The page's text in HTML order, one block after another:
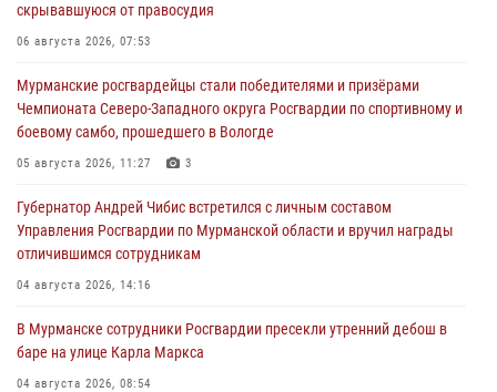
скрывавшуюся от правосудия
06 августа 2026, 07:53
Мурманские росгвардейцы стали победителями и призёрами
Чемпионата Северо-Западного округа Росгвардии по спортивному и
боевому самбо, прошедшего в Вологде
05 августа 2026, 11:27 3
Губернатор Андрей Чибис встретился с личным составом
Управления Росгвардии по Мурманской области и вручил награды
отличившимся сотрудникам
04 августа 2026, 14:16
В Мурманске сотрудники Росгвардии пресекли утренний дебош в
баре на улице Карла Маркса
04 августа 2026, 08:54